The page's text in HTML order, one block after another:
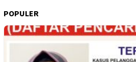
POPULER